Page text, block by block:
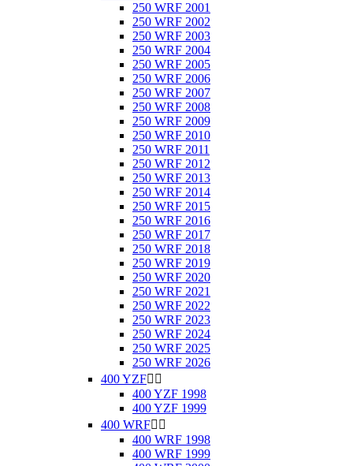
250 WRF 2001
250 WRF 2002
250 WRF 2003
250 WRF 2004
250 WRF 2005
250 WRF 2006
250 WRF 2007
250 WRF 2008
250 WRF 2009
250 WRF 2010
250 WRF 2011
250 WRF 2012
250 WRF 2013
250 WRF 2014
250 WRF 2015
250 WRF 2016
250 WRF 2017
250 WRF 2018
250 WRF 2019
250 WRF 2020
250 WRF 2021
250 WRF 2022
250 WRF 2023
250 WRF 2024
250 WRF 2025
250 WRF 2026
400 YZF 
400 YZF 1998
400 YZF 1999
400 WRF 
400 WRF 1998
400 WRF 1999